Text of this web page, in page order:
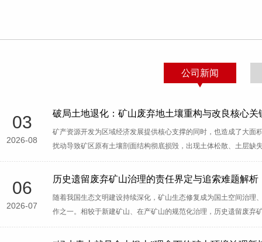
公司新闻
03
2026-08
破局土地退化：矿山废弃地土壤重构与改良核心关
矿产资源开发为区域经济发展提供核心支撑的同时，也造成了大面
扰动导致矿区原有土壤剖面结构彻底损毁，出现土体松散、土层缺
06
2026-07
历史遗留废弃矿山治理的责任界定与追索难题解析
随着我国生态文明建设持续深化，矿山生态修复成为国土空间治理
作之一。相较于新建矿山、在产矿山的规范化治理，历史遗留废弃